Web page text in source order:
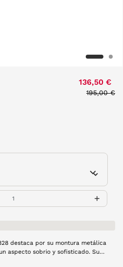
136,50 €
Price
195,00 €
destaca por su montura metálica
aspecto sobrio y sofisticado. Su
y proporciones equilibradas,